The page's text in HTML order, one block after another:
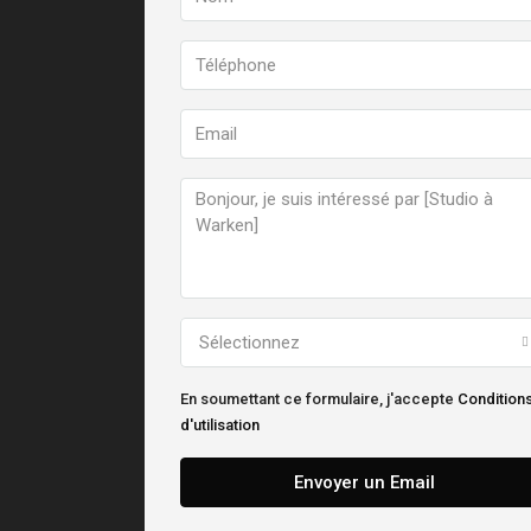
Sélectionnez
En soumettant ce formulaire, j'accepte
d'utilisation
Envoyer un Email